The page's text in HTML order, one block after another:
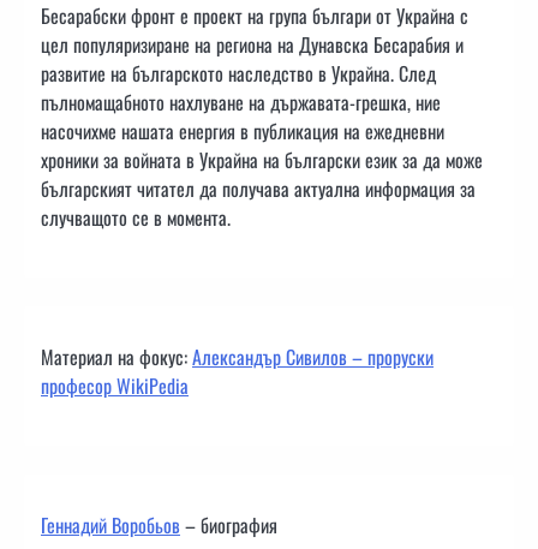
Бесарабски фронт е проект на група българи от Украйна с
цел популяризиране на региона на Дунавска Бесарабия и
развитие на българското наследство в Украйна. След
пълномащабното нахлуване на държавата-грешка, ние
насочихме нашата енергия в публикация на ежедневни
хроники за войната в Украйна на български език за да може
българският читател да получава актуална информация за
случващото се в момента.
Материал на фокус:Александър Сивилов – проруски
професор WikiPedia
Геннадий Воробьов– биография